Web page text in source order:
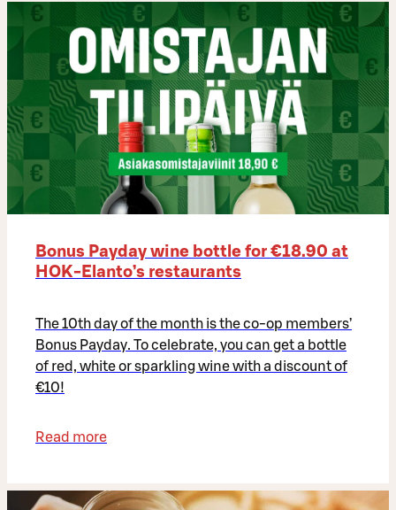
Bonus Payday wine bottle for €18.90 at
HOK-Elanto’s restaurants
The 10th day of the month is the co-op members’
Bonus Payday. To celebrate, you can get a bottle
of red, white or sparkling wine with a discount of
€10!
Read more